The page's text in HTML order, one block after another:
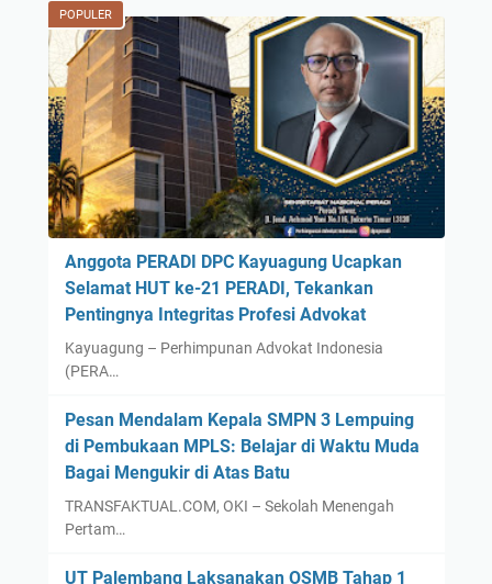
POPULER
Anggota PERADI DPC Kayuagung Ucapkan
Selamat HUT ke-21 PERADI, Tekankan
Pentingnya Integritas Profesi Advokat
Kayuagung – Perhimpunan Advokat Indonesia
(PERA…
Pesan Mendalam Kepala SMPN 3 Lempuing
di Pembukaan MPLS: Belajar di Waktu Muda
Bagai Mengukir di Atas Batu
TRANSFAKTUAL.COM, OKI – Sekolah Menengah
Pertam…
UT Palembang Laksanakan OSMB Tahap 1